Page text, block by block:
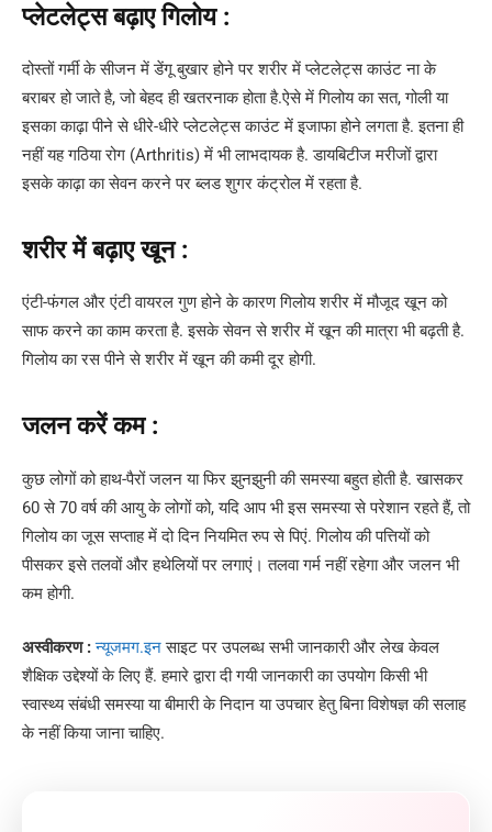
प्लेटलेट्स बढ़ाए गिलोय :
दोस्तों गर्मी के सीजन में डेंगू बुखार होने पर शरीर में प्लेटलेट्स काउंट ना के
बराबर हो जाते है, जो बेहद ही खतरनाक होता है.ऐसे में गिलोय का सत, गोली या
इसका काढ़ा पीने से धीरे-धीरे प्लेटलेट्स काउंट में इजाफा होने लगता है. इतना ही
नहीं यह गठिया रोग (Arthritis) में भी लाभदायक है. डायबिटीज मरीजों द्वारा
इसके काढ़ा का सेवन करने पर ब्लड शुगर कंट्रोल में रहता है.
शरीर में बढ़ाए खून :
एंटी-फंगल और एंटी वायरल गुण होने के कारण गिलोय शरीर में मौजूद खून को
साफ करने का काम करता है. इसके सेवन से शरीर में खून की मात्रा भी बढ़ती है.
गिलोय का रस पीने से शरीर में खून की कमी दूर होगी.
जलन करें कम :
कुछ लोगों को हाथ-पैरों जलन या फिर झुनझुनी की समस्या बहुत होती है. खासकर
60 से 70 वर्ष की आयु के लोगों को, यदि आप भी इस समस्या से परेशान रहते हैं, तो
गिलोय का जूस सप्ताह में दो दिन नियमित रुप से पिएं. गिलोय की पत्त‍ियों को
पीसकर इसे तलवों और हथेलियों पर लगाएं। तलवा गर्म नहीं रहेगा और जलन भी
कम होगी.
अस्वीकरण : न्यूजमग.इनसाइट पर उपलब्ध सभी जानकारी और लेख केवल
शैक्षिक उद्देश्यों के लिए हैं. हमारे द्वारा दी गयी जानकारी का उपयोग किसी भी
स्वास्थ्य संबंधी समस्या या बीमारी के निदान या उपचार हेतु बिना विशेषज्ञ की सलाह
के नहीं किया जाना चाहिए.